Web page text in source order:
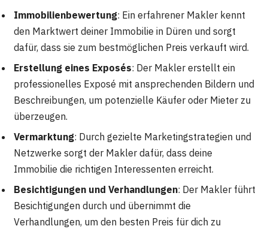
Immobilienbewertung: Ein erfahrener Makler kennt
den Marktwert deiner Immobilie in Düren und sorgt
dafür, dass sie zum bestmöglichen Preis verkauft wird.
Erstellung eines Exposés: Der Makler erstellt ein
professionelles Exposé mit ansprechenden Bildern und
Beschreibungen, um potenzielle Käufer oder Mieter zu
überzeugen.
Vermarktung: Durch gezielte Marketingstrategien und
Netzwerke sorgt der Makler dafür, dass deine
Immobilie die richtigen Interessenten erreicht.
Besichtigungen und Verhandlungen: Der Makler führt
Besichtigungen durch und übernimmt die
Verhandlungen, um den besten Preis für dich zu